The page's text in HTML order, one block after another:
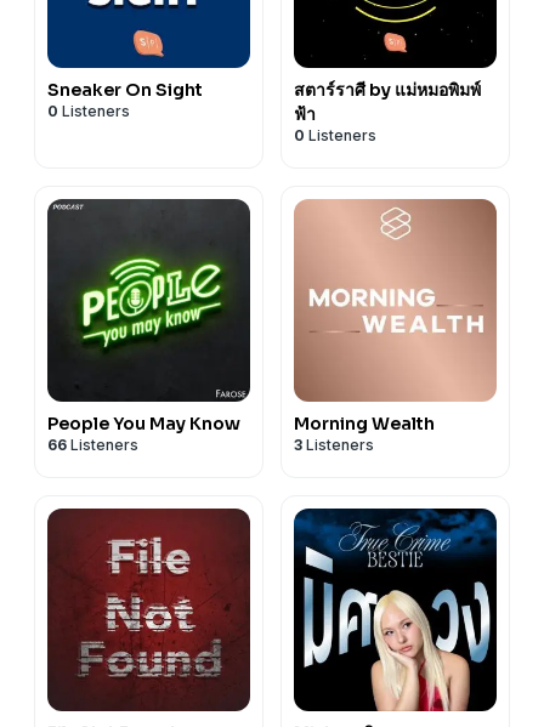
Sneaker On Sight
0 Listeners
สตาร์ราศี by แม่หมอพิมพ์
ฟ้า
0 Listeners
People You May Know
66 Listeners
Morning Wealth
3 Listeners